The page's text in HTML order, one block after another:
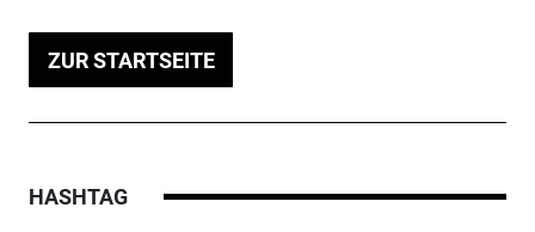
ZUR STARTSEITE
HASHTAG